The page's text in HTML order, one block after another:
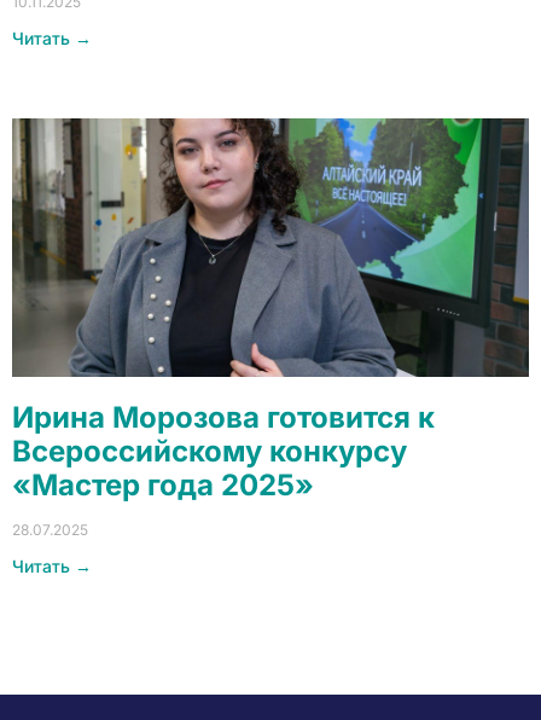
Читать →
Ирина Морозова готовится к
Всероссийскому конкурсу
«Мастер года 2025»
28.07.2025
Читать →